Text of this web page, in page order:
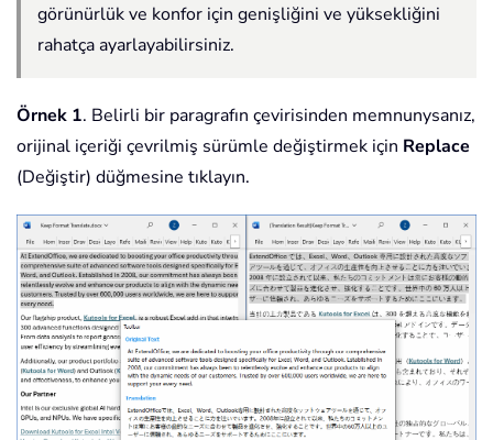
görünürlük ve konfor için genişliğini ve yüksekliğini
rahatça ayarlayabilirsiniz.
Örnek 1. Belirli bir paragrafın çevirisinden memnunysanız,
orijinal içeriği çevrilmiş sürümle değiştirmek için Replace
(Değiştir) düğmesine tıklayın.